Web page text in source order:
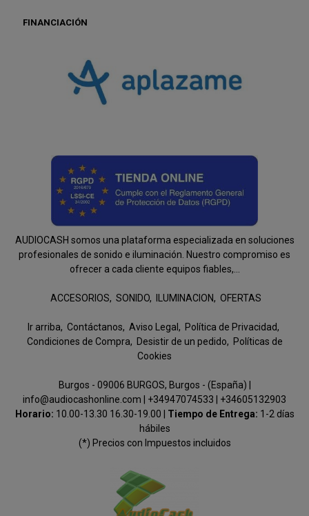
FINANCIACIÓN
AUDIOCASH somos una plataforma especializada en soluciones
profesionales de sonido e iluminación. Nuestro compromiso es
ofrecer a cada cliente equipos fiables,...
ACCESORIOS SONIDO ILUMINACION OFERTAS
Ir arriba Contáctanos Aviso Legal
Política de Privacidad
Condiciones de Compra
Desistir de un pedido
Políticas de
Cookies
Burgos - 09006 BURGOS, Burgos - (España) |
info@audiocashonline.com | +34947074533
+34605132903
Horario: 10.00-13.30 16.30-19.00 | Tiempo de Entrega: 1-2 días
hábiles
(*) Precios con Impuestos incluidos